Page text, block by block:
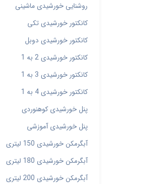
روشنایی خورشیدی ماشینی
کانکتور خورشیدی تکی
کانکتور خورشیدی دوبل
کانکتور خورشیدی 2 به 1
کانکتور خورشیدی 3 به 1
کانکتور خورشیدی 4 به 1
پنل خورشیدی کوهنوردی
پنل خورشیدی آموزشی
آبگرمکن خورشیدی 150 لیتری
آبگرمکن خورشیدی 180 لیتری
آبگرمکن خورشیدی 200 لیتری